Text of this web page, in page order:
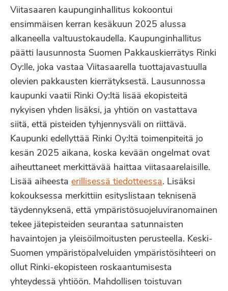
Viitasaaren kaupunginhallitus kokoontui
ensimmäisen kerran kesäkuun 2025 alussa
alkaneella valtuustokaudella. Kaupunginhallitus
päätti lausunnosta Suomen Pakkauskierrätys Rinki
Oy:lle, joka vastaa Viitasaarella tuottajavastuulla
olevien pakkausten kierrätyksestä. Lausunnossa
kaupunki vaatii Rinki Oy:ltä lisää ekopisteitä
nykyisen yhden lisäksi, ja yhtiön on vastattava
siitä, että pisteiden tyhjennysväli on riittävä.
Kaupunki edellyttää Rinki Oy:ltä toimenpiteitä jo
kesän 2025 aikana, koska kevään ongelmat ovat
aiheuttaneet merkittävää haittaa viitasaarelaisille.
Lisää aiheesta erillisessä tiedotteessa. Lisäksi
kokouksessa merkittiin esityslistaan teknisenä
täydennyksenä, että ympäristösuojeluviranomainen
tekee jätepisteiden seurantaa satunnaisten
havaintojen ja yleisöilmoitusten perusteella. Keski-
Suomen ympäristöpalveluiden ympäristösihteeri on
ollut Rinki-ekopisteen roskaantumisesta
yhteydessä yhtiöön. Mahdollisen toistuvan